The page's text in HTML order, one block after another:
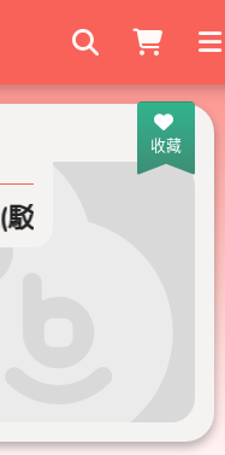
搜尋商家
收藏
二店)